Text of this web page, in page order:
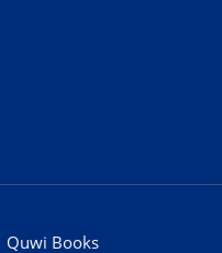
Books